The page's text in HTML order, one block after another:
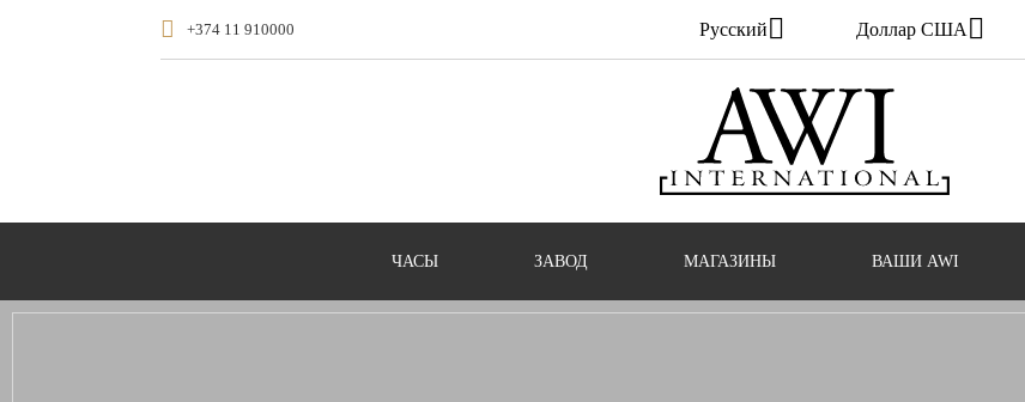
+374 11 910000 Русский Доллар США
ЧАСЫ ЗАВОД МАГАЗИНЫ ВАШИ AWI